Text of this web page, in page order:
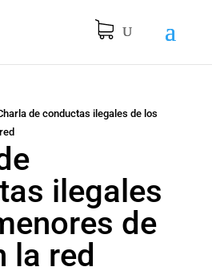
de conductas ilegales de los
ilegales
de
la red